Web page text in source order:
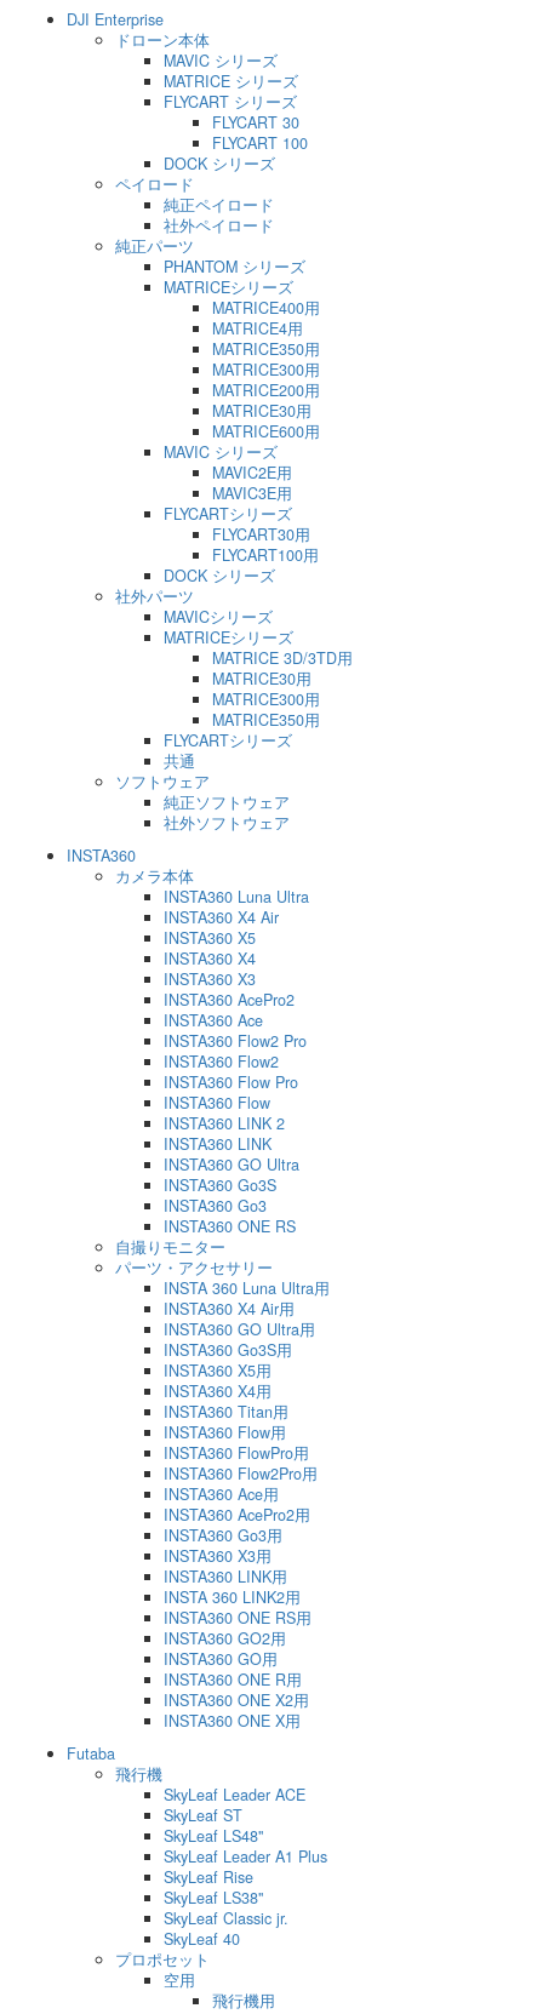
DJI Enterprise
ドローン本体
MAVIC シリーズ
MATRICE シリーズ
FLYCART シリーズ
FLYCART 30
FLYCART 100
DOCK シリーズ
ペイロード
純正ペイロード
社外ペイロード
純正パーツ
PHANTOM シリーズ
MATRICEシリーズ
MATRICE400用
MATRICE4用
MATRICE350用
MATRICE300用
MATRICE200用
MATRICE30用
MATRICE600用
MAVIC シリーズ
MAVIC2E用
MAVIC3E用
FLYCARTシリーズ
FLYCART30用
FLYCART100用
DOCK シリーズ
社外パーツ
MAVICシリーズ
MATRICEシリーズ
MATRICE 3D/3TD用
MATRICE30用
MATRICE300用
MATRICE350用
FLYCARTシリーズ
共通
ソフトウェア
純正ソフトウェア
社外ソフトウェア
INSTA360
カメラ本体
INSTA360 Luna Ultra
INSTA360 X4 Air
INSTA360 X5
INSTA360 X4
INSTA360 X3
INSTA360 AcePro2
INSTA360 Ace
INSTA360 Flow2 Pro
INSTA360 Flow2
INSTA360 Flow Pro
INSTA360 Flow
INSTA360 LINK 2
INSTA360 LINK
INSTA360 GO Ultra
INSTA360 Go3S
INSTA360 Go3
INSTA360 ONE RS
自撮りモニター
パーツ・アクセサリー
INSTA 360 Luna Ultra用
INSTA360 X4 Air用
INSTA360 GO Ultra用
INSTA360 Go3S用
INSTA360 X5用
INSTA360 X4用
INSTA360 Titan用
INSTA360 Flow用
INSTA360 FlowPro用
INSTA360 Flow2Pro用
INSTA360 Ace用
INSTA360 AcePro2用
INSTA360 Go3用
INSTA360 X3用
INSTA360 LINK用
INSTA 360 LINK2用
INSTA360 ONE RS用
INSTA360 GO2用
INSTA360 GO用
INSTA360 ONE R用
INSTA360 ONE X2用
INSTA360 ONE X用
Futaba
飛行機
SkyLeaf Leader ACE
SkyLeaf ST
SkyLeaf LS48"
SkyLeaf Leader A1 Plus
SkyLeaf Rise
SkyLeaf LS38"
SkyLeaf Classic jr.
SkyLeaf 40
プロポセット
空用
飛行機用